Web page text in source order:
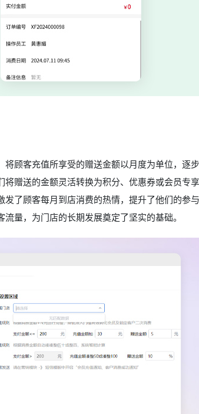
顾客充值所享受的赠送金额以月度为单位，逐
赠送的金额灵活转换为积分、优惠券或会员专
了顾客每月到店消费的热情，提升了他们的参
量，为门店的长期发展奠定了坚实的基础。